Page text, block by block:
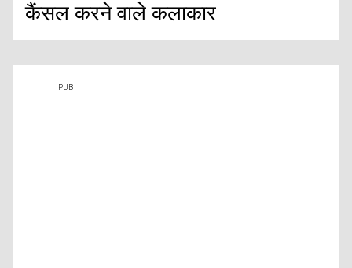
कैंसल करने वाले कलाकार